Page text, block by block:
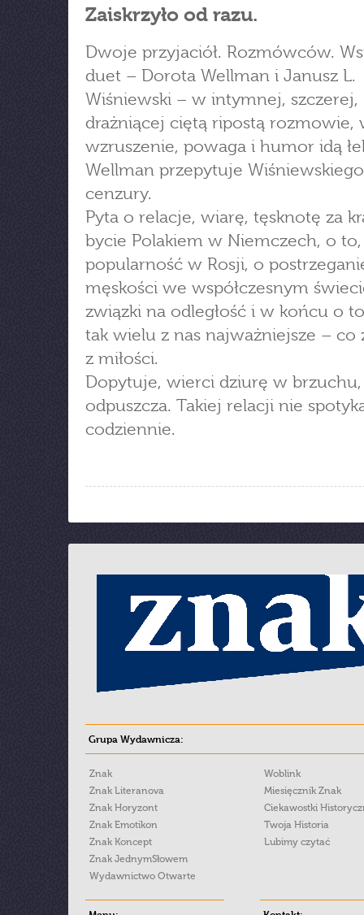
Zaiskrzyło od razu.
Dwoje przyjaciół. Rozmówców.
duet – Dorota Wellman i Janusz L.
Wiśniewski – w intymnej, szczerej,
drażniącej ciętą ripostą rozmowie,
wzruszenie, powaga i humor idą
Wellman przepytuje
cenzury.
Pyta o relacje, wiarę, tęsknotę za
bycie Polakiem w Niemczech, o
popularność w Rosji, o
męskości we współczesnym
związki na odległość i w końcu o
tak wielu z nas najważniejsze – co
z miłości.
Dopytuje, wierci dziurę w
odpuszcza. Takiej relacji nie
codziennie.
Grupa Wydawnicza:
Znak
Znak Literanova
Znak Horyzont
Znak Emotikon
Znak Koncept
Znak JednymSłowem
Wydawnictwo Otwarte
Woblink
Miesięcznik Znak
Ciekawostki
Twoja Historia
Lubimy czytać